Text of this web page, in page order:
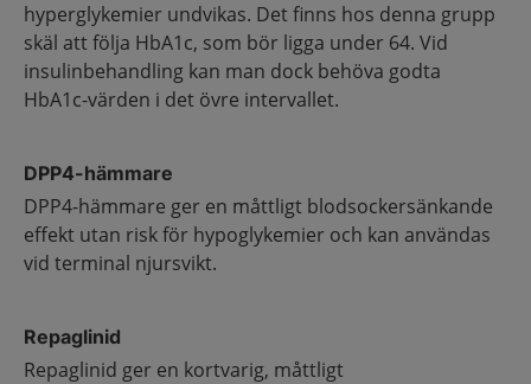
hyperglykemier undvikas. Det finns hos denna grupp
skäl att följa HbA1c, som bör ligga under 64. Vid
insulinbehandling kan man dock behöva godta
HbA1c-värden i det övre intervallet.
DPP4-hämmare
DPP4-hämmare ger en måttligt blodsockersänkande
effekt utan risk för hypoglykemier och kan användas
vid terminal njursvikt.
Repaglinid
Repaglinid ger en kortvarig, måttligt